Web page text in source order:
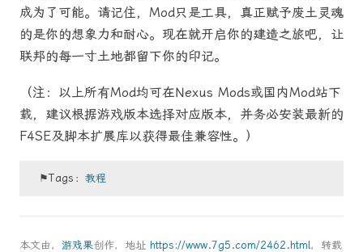
成为了可能。请记住，Mod只是工具，真正赋予废土灵魂
的是你的想象力和耐心。现在就开启你的建造之旅吧，让
联邦的每一寸土地都留下你的印记。
（注：以上所有Mod均可在Nexus Mods或国内Mod站下
载，建议根据游戏版本选择对应版本，并务必安装最新的
F4SE及脚本扩展库以获得最佳兼容性。）
⚑Tags：教程
本文由， 游戏果创作，地址 https://www.7g5.com/2462.html，转载